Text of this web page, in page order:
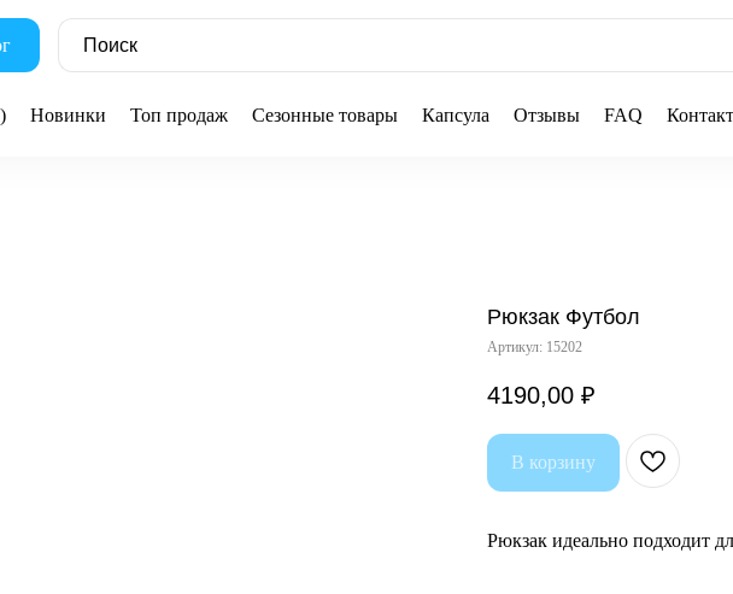
Новинки Топ продаж Сезонные товары Капсула Отзывы FAQ
Рюкзак Футбол
Артикул: 15202
4190,00 ₽
В корзину
Рюкзак идеально подходит